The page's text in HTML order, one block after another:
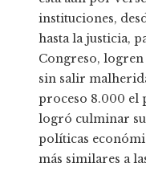
instituciones,
hasta la justicia,
Congreso,
sin salir
proceso 8.000 el
logró culminar
políticas
más similares a